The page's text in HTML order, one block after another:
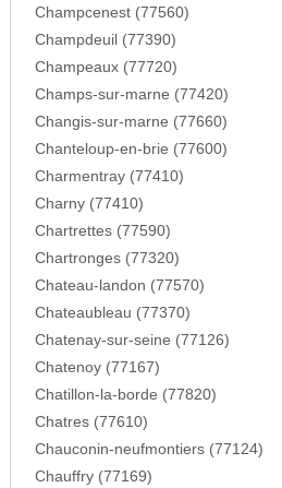
Champcenest (77560)
Champdeuil (77390)
Champeaux (77720)
Champs-sur-marne (77420)
Changis-sur-marne (77660)
Chanteloup-en-brie (77600)
Charmentray (77410)
Charny (77410)
Chartrettes (77590)
Chartronges (77320)
Chateau-landon (77570)
Chateaubleau (77370)
Chatenay-sur-seine (77126)
Chatenoy (77167)
Chatillon-la-borde (77820)
Chatres (77610)
Chauconin-neufmontiers (77124)
Chauffry (77169)